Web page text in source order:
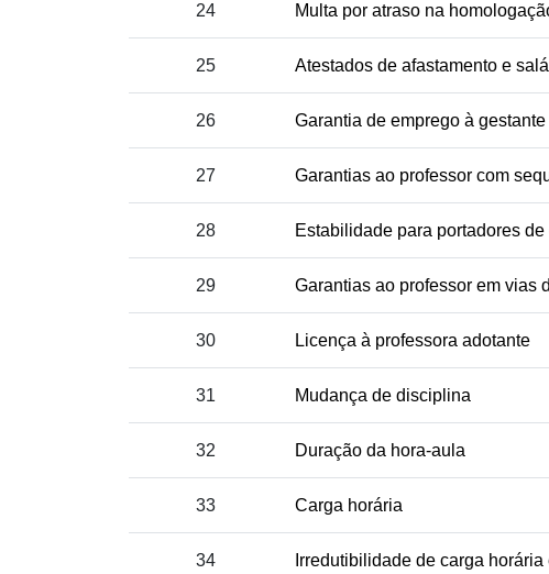
24 Multa por atraso na
25 Atestados de afastamento e
26 Garantia de emprego à gestante
27 Garantias ao professor com
28 Estabilidade para portadores
29 Garantias ao professor em vias
30 Licença à professora adotante
31 Mudança de disciplina
32 Duração da hora-aula
33 Carga horária
34 Irredutibilidade de carga